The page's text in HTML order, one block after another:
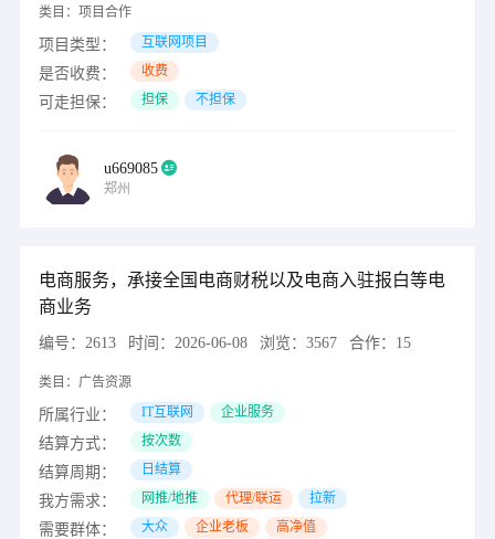
类目： 项目合作
项目类型： 互联网项目
是否收费： 收费
可走担保： 担保 不担保
u669085
郑州
电商服务，承接全国电商财税以及电商入驻报白等电
商业务
编号： 2613 时间： 2026-06-08 浏览： 3567 合作： 15
类目： 广告资源
所属行业： IT互联网 企业服务
结算方式： 按次数
结算周期： 日结算
我方需求： 网推/地推 代理/联运 拉新
需要群体： 大众 企业老板 高净值